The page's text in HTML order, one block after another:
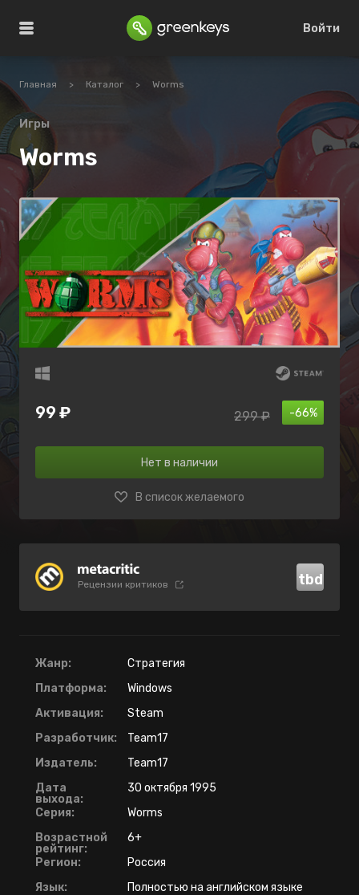
Войти
Главная > Каталог > Worms
Игры
Worms
99 ₽ -66%
299 ₽
Нет в наличии
В список желаемого
Рецензии критиков tbd
Жанр:
Стратегия
Платформа:
Windows
Активация:
Steam
Разработчик:
Team17
Издатель:
Team17
Дата
выхода:
30 октября 1995
Серия:
Worms
Возрастной
рейтинг:
6+
Регион:
Россия
Язык:
Полностью на английском языке